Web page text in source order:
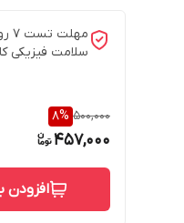
سلامت فیزیکی
500,000
8%
457,000
افزودن